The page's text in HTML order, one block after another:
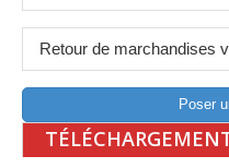
Retour de marchandises
Poser